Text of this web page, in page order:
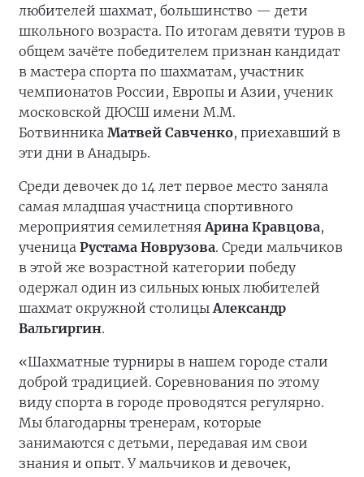
любителей шахмат, большинство — дети
школьного возраста. По итогам девяти туров в
общем зачёте победителем признан кандидат
в мастера спорта по шахматам, участник
чемпионатов России, Европы и Азии, ученик
московской ДЮСШ имени М.М.
Ботвинника Матвей Савченко, приехавший в
эти дни в Анадырь.
Среди девочек до 14 лет первое место заняла
самая младшая участница спортивного
мероприятия семилетняяАрина Кравцова,
ученица Рустама Новрузова. Среди мальчиков
в этой же возрастной категории победу
одержал один из сильных юных любителей
шахмат окружной столицыАлександр
Вальгиргин.
«Шахматные турниры в нашем городе стали
доброй традицией. Соревнования по этому
виду спорта в городе проводятся регулярно.
Мы благодарны тренерам, которые
занимаются с детьми, передавая им свои
знания и опыт. У мальчиков и девочек,